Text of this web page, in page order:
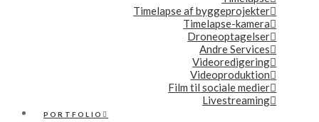
Timelapse af byggeprojekter
Timelapse-kamera
Droneoptagelser
Andre Services
Videoredigering
Videoproduktion
Film til sociale medier
Livestreaming
PORTFOLIO